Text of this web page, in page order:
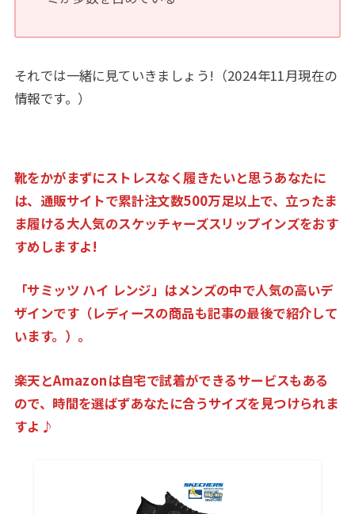
それでは一緒に見ていきましょう!（2024年11月現在の
情報です。）
靴をかがまずにストレスなく履きたいと思うあなたに
は、通販サイトで累計注文数500万足以上で、立ったま
ま履ける大人気のスケッチャーズスリップインズをおす
すめしますよ!
「サミッツ ハイ レンジ」はメンズの中で人気の高いデ
ザインです（レディースの商品も記事の最後で紹介して
います。）。
楽天とAmazonは自宅で試着ができるサービスもある
ので、時間を選ばずあなたに合うサイズを見つけられま
すよ♪